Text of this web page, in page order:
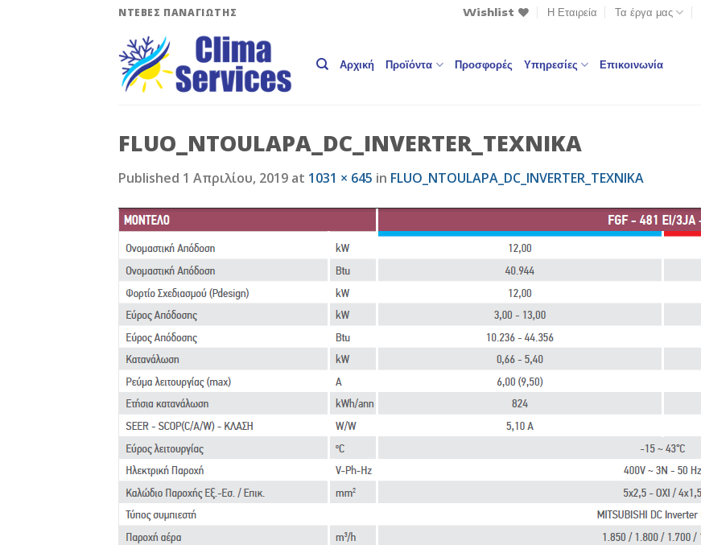
ΝΤΕΒΕΣ ΠΑΝΑΓΙΩΤΗΣ Wishlist Η Εταιρεία Τα έργα μας
Αρχική Προϊόντα Προσφορές Υπηρεσίες Επικοινωνία
FLUO_NTOULAPA_DC_INVERTER_TEXNIKA
Published 1 Απριλίου, 2019 at 1031 × 645 in FLUO_NTOULAPA_DC_INVERTER_TEXNIKA